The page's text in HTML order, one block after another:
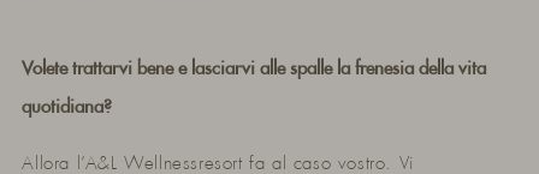
Volete trattarvi bene e lasciarvi alle spalle la frenesia della vita
quotidiana?
Allora l’A&L Wellnessresort fa al caso vostro. Vi